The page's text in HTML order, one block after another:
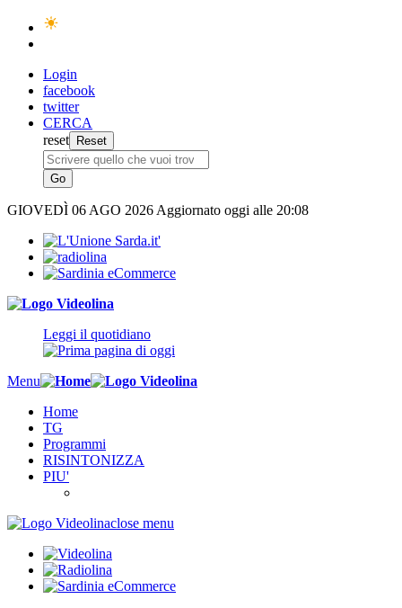
Login
facebook
twitter
CERCA
reset
GIOVEDÌ 06 AGO 2026 Aggiornato oggi alle 20:08
Leggi il quotidiano
Menu
Home
TG
Programmi
RISINTONIZZA
PIU'
close menu